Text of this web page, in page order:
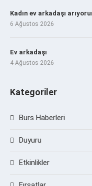
Kadın ev arkadaşı
6 Ağustos 2026
Ev arkadaşı
4 Ağustos 2026
Kategoriler
Burs Haberleri
Duyuru
Etkinlikler